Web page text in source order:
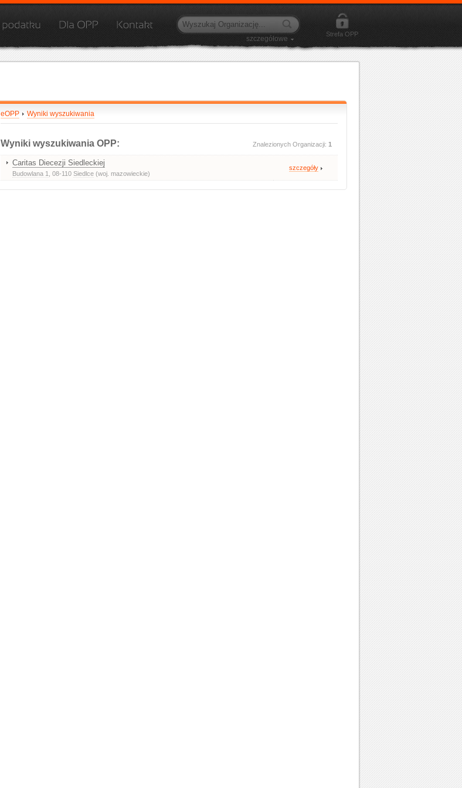
szczegółowe
Strefa OPP
eOPP Wyniki wyszukiwania
Znalezionych Organizacji: 1
Wyniki wyszukiwania OPP:
Caritas Diecezji Siedleckiej
Budowlana 1 , 08-110 Siedlce (woj. mazowieckie)
szczegóły